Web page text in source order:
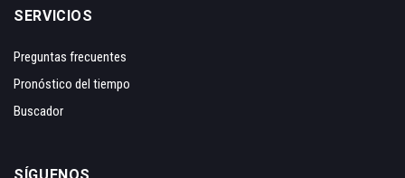
SERVICIOS
Preguntas frecuentes
Pronóstico del tiempo
Buscador